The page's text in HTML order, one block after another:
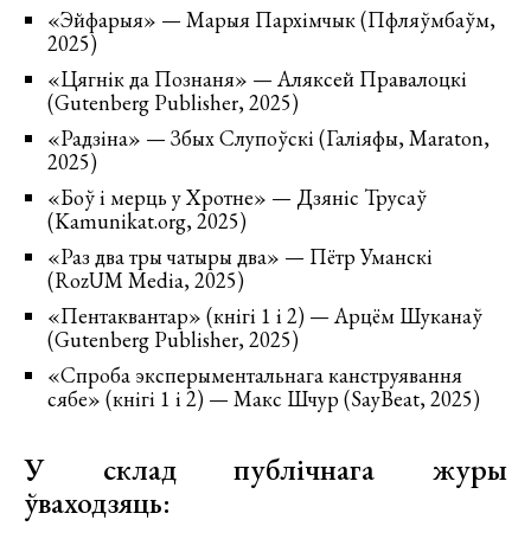
«Эйфарыя» — Марыя Пархімчык (Пфляўмбаўм,
2025)
«Цягнік да Познаня» — Аляксей Правалоцкі
(Gutenberg Publisher, 2025)
«Радзіна» — Збых Слупоўскі (Галіяфы, Maraton,
2025)
«Боў і мерць у Хротне» — Дзяніс Трусаў
(Kamunikat.org, 2025)
«Раз два тры чатыры два» — Пётр Уманскі
(RozUM Media, 2025)
«Пентаквантар» (кнігі 1 і 2) — Арцём Шуканаў
(Gutenberg Publisher, 2025)
«Спроба эксперыментальнага канструявання
сябе» (кнігі 1 і 2) — Макс Шчур (SayBeat, 2025)
У склад публічнага журы
ўваходзяць: